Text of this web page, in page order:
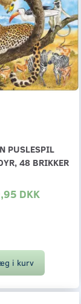
PUSLESPIL
48 BRIKKER
DKK
i kurv